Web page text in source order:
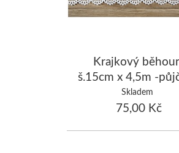
Krajkový
š.15cm x 4,5m -
Skladem
75,00 Kč